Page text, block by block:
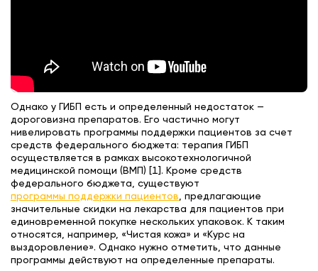
Однако у ГИБП есть и определенный недостаток —
дороговизна препаратов. Его частично могут
нивелировать программы поддержки пациентов за счет
средств федерального бюджета: терапия ГИБП
осуществляется в рамках высокотехнологичной
медицинской помощи (ВМП) [1]. Кроме средств
федерального бюджета, существуют
программы поддержки пациентов, предлагающие
значительные скидки на лекарства для пациентов при
единовременной покупке нескольких упаковок. К таким
относятся, например, «Чистая кожа» и «Курс на
выздоровление». Однако нужно отметить, что данные
программы действуют на определенные препараты.